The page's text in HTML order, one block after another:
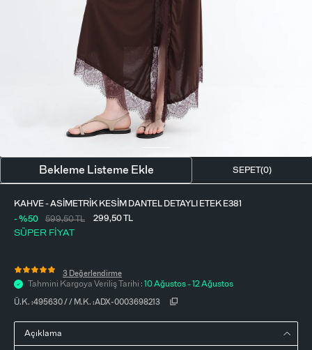
Açıklama
Ü.K. :495630/ / M.K. :ADX-0003698213
KAHVE - ASIMETRIK KESIM DANTEL DETAYLI ETEK E381
SÜPER FİYAT
599,50TL 299,50TL
- %50
3 Değerlendirme
Tahmini Kargoya Veriliş Tarihi : 10 Ağustos - 12 Ağustos
SEPET(0)
Bekleme Listeme Ekle
FULAR-SAÇ BANDI
VÜCUT AKSESUARI